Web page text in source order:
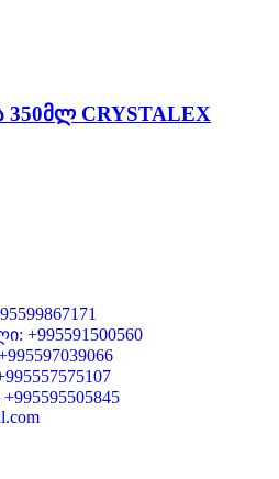
350მლ CRYSTALEX
+995591500560